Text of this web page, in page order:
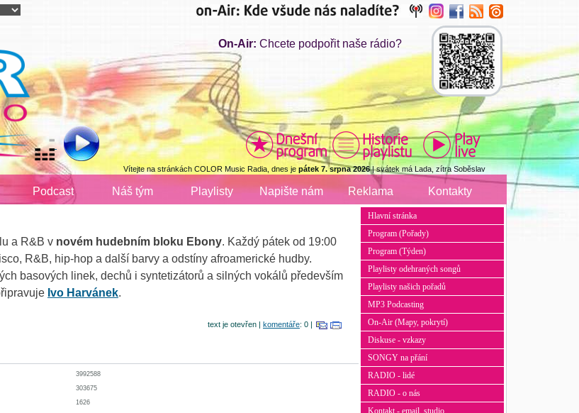
On-Air: Chcete podpořit naše rádio?
Vítejte na stránkách COLOR Music Radia, dnes je pátek 7. srpna 2026| svátek má Lada, zítra Soběslav
Podcast Náš tým Playlisty Napište nám Reklama Kontakty
a R&B v novém hudebním bloku Ebony. Každý pátek od 19:00
R&B, hip-hop a další barvy a odstíny afroamerické hudby.
basových linek, dechů i syntetizátorů a silných vokálů především
Ivo Harvánek.
text je otevřen | komentáře: 0 |
3992588
303675
1626
Hlavní stránka
Program (Pořady)
Program (Týden)
Playlisty odehraných songů
Playlisty našich pořadů
MP3 Podcasting
On-Air (Mapy, pokrytí)
Diskuse - vzkazy
SONGY na přání
RADIO - lidé
RADIO - o nás
Kontakt - email, studio